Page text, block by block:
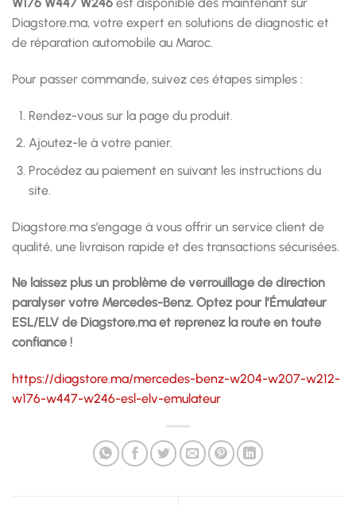
Diagstore.ma, votre expert en solutions de diagnostic et
de réparation automobile au Maroc.
Pour passer commande, suivez ces étapes simples :
Rendez-vous sur la page du produit.
Ajoutez-le à votre panier.
Procédez au paiement en suivant les instructions du
site.
Diagstore.ma s’engage à vous offrir un service client de
qualité, une livraison rapide et des transactions sécurisées.
Ne laissez plus un problème de verrouillage de direction
paralyser votre Mercedes-Benz. Optez pour l’Émulateur
ESL/ELV de Diagstore.ma et reprenez la route en toute
confiance !
https://diagstore.ma/mercedes-benz-w204-w207-w212-
w176-w447-w246-esl-elv-emulateur